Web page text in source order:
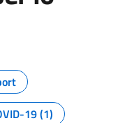
pagina
19 (1)